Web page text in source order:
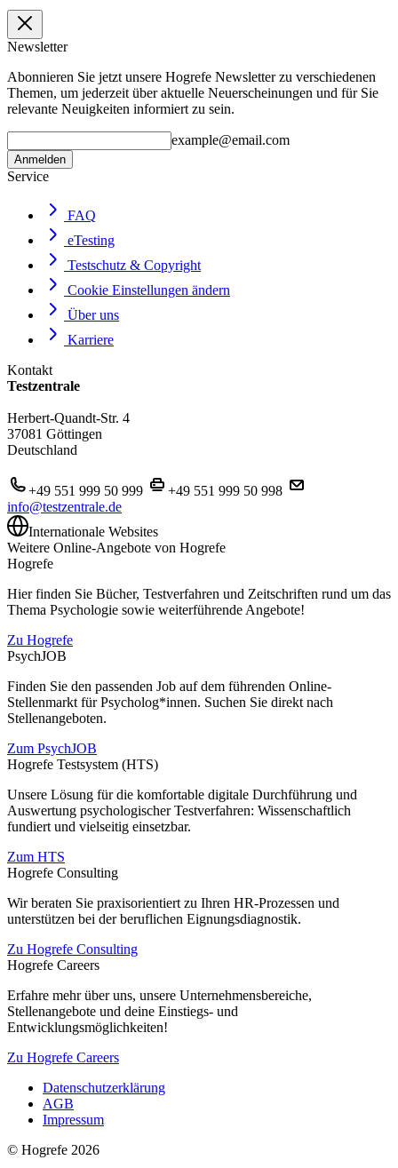
Newsletter
Abonnieren Sie jetzt unsere Hogrefe Newsletter zu verschiedenen
Themen, um jederzeit über aktuelle Neuerscheinungen und für Sie
relevante Neuigkeiten informiert zu sein.
example@email.com
Anmelden
Service
FAQ
eTesting
Testschutz & Copyright
Cookie Einstellungen ändern
Über uns
Karriere
Kontakt
Testzentrale
Herbert-Quandt-Str. 4
37081 Göttingen
Deutschland
+49 551 999 50 999
+49 551 999 50 998
info@testzentrale.de
Internationale Websites
Weitere Online-Angebote von Hogrefe
Hogrefe
Hier finden Sie Bücher, Testverfahren und Zeitschriften rund um das
Thema Psychologie sowie weiterführende Angebote!
Zu Hogrefe
PsychJOB
Finden Sie den passenden Job auf dem führenden Online-
Stellenmarkt für Psycholog*innen. Suchen Sie direkt nach
Stellenangeboten.
Zum PsychJOB
Hogrefe Testsystem (HTS)
Unsere Lösung für die komfortable digitale Durchführung und
Auswertung psychologischer Testverfahren: Wissenschaftlich
fundiert und vielseitig einsetzbar.
Zum HTS
Hogrefe Consulting
Wir beraten Sie praxisorientiert zu Ihren HR-Prozessen und
unterstützen bei der beruflichen Eignungsdiagnostik.
Zu Hogrefe Consulting
Hogrefe Careers
Erfahre mehr über uns, unsere Unternehmensbereiche,
Stellenangebote und deine Einstiegs- und
Entwicklungsmöglichkeiten!
Zu Hogrefe Careers
Datenschutzerklärung
AGB
Impressum
© Hogrefe 2026